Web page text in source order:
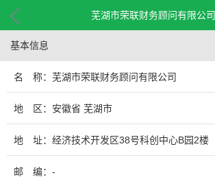
芜湖市荣联财务顾问有限公司
基本信息
名 称：芜湖市荣联财务顾问有限公司
地 区：安徽省 芜湖市
地 址：经济技术开发区38号科创中心B园2楼
邮 编：-